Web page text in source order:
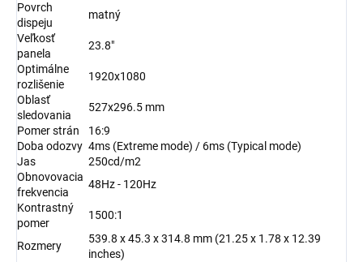
Povrch
dispeju
matný
Veľkosť
panela
23.8"
Optimálne
rozlišenie
1920x1080
Oblasť
sledovania
527x296.5 mm
Pomer strán
16:9
Doba odozvy 4ms (Extreme mode) / 6ms (Typical mode)
Jas
250cd/m2
Obnovovacia
frekvencia
48Hz - 120Hz
Kontrastný
pomer
1500:1
Rozmery
539.8 x 45.3 x 314.8 mm (21.25 x 1.78 x 12.39
inches)